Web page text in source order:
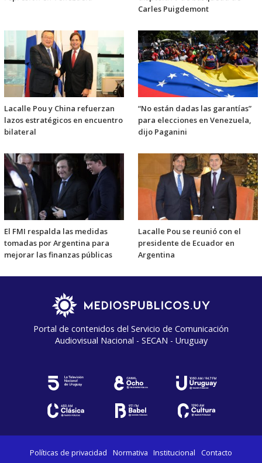
Carles Puigdemont
Lacalle Pou y China refuerzan
lazos estratégicos en encuentro
bilateral
“No están dadas las garantías”
para elecciones en Venezuela,
dijo Paganini
El FMI respalda las medidas
tomadas por Argentina para
mejorar las finanzas públicas
Lacalle Pou se reunió con el
presidente de Ecuador en
Argentina
Portal de contenidos del Servicio de Comunicación
Audiovisual Nacional - SECAN - Uruguay
Políticas de privacidad Normativa Institucional Contacto